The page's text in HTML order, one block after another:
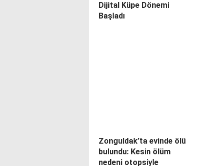
Dijital Küpe Dönemi
Başladı
Zonguldak’ta evinde ölü
bulundu: Kesin ölüm
nedeni otopsiyle